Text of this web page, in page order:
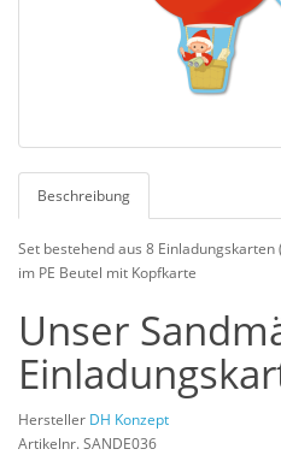
Beschreibung
Set bestehend aus 8
im PE Beutel mit Kopfkarte
Unser
Hersteller DH Konzept
Artikelnr. SANDE036